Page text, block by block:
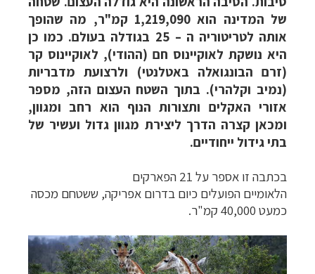
של המדינה הוא 1,219,090 קמ"ר, מה שהופך
אותה לטריטוריה ה – 25 בגודלה בעולם. כמו כן
היא נושקת לאוקיינוס חם (ההודי), לאוקיינוס קר
(זרם הבונגואלה באטלנטי) ולרצועת מדבריות
(נמיב וקלהרי). בתוך השטח העצום הזה, מספר
אזורי האקלים ותצורות הנוף הוא רחב ומגוון,
ומכאן קצרה הדרך ליצירת מגוון גדול ועשיר של
בתי גידול ייחודיים.
בכת​בה זו אספר על 21 הפארקים
הלאומיים הפועלים כיום בדרום אפריקה, ששטחם מכסה
כמעט 40,000 קמ"ר.